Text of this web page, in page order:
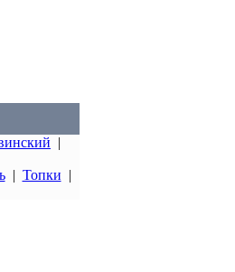
|
| Топки |